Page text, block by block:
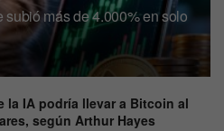
más de 4.000% en solo
la IA podría llevar a Bitcoin al
según Arthur Hayes